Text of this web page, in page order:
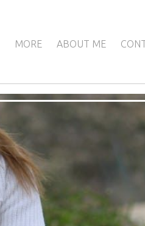
MORE ABOUT ME